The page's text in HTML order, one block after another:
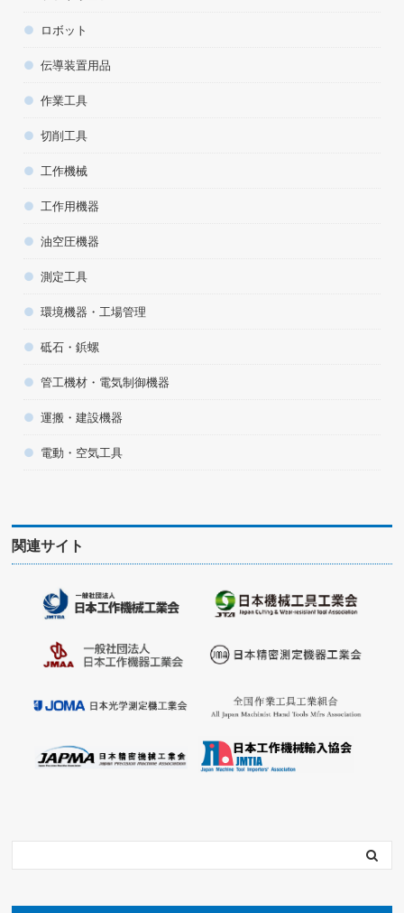
ロボット
伝導装置用品
作業工具
切削工具
工作機械
工作用機器
油空圧機器
測定工具
環境機器・工場管理
砥石・鋲螺
管工機材・電気制御機器
運搬・建設機器
電動・空気工具
関連サイト